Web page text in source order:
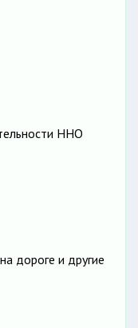
ННО
дороге и другие